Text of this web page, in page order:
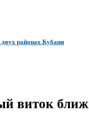
районах Кубани
виток